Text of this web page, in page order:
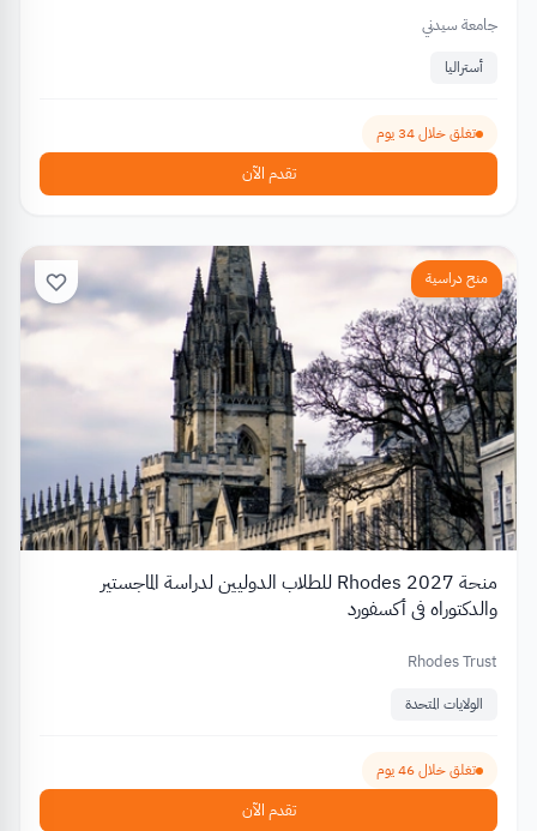
جامعة سيدني
أستراليا
تغلق خلال 34 يوم
تقدم الآن
منح دراسية
منحة Rhodes 2027 للطلاب الدوليين لدراسة الماجستير
والدكتوراه في أكسفورد
Rhodes Trust
الولايات المتحدة
تغلق خلال 46 يوم
تقدم الآن